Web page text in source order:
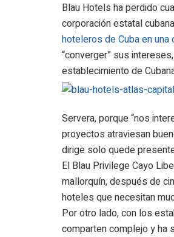
Blau Hotels ha perdido
corporación estatal
hoteleros de Cuba en una
“converger” sus
establecimiento de
Servera, porque “nos
proyectos atraviesan
dirige solo quede
El Blau Privilege Cayo
mallorquín, después de
hoteles que necesitan
Por otro lado, con los
comparten complejo y ha